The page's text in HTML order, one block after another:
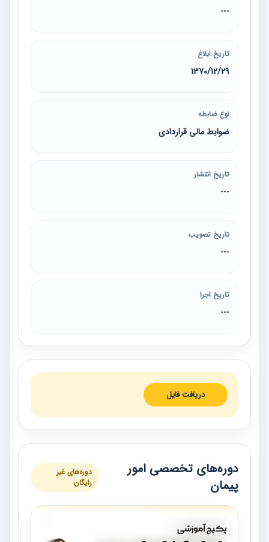
---
تاریخ ابلاغ
1370/12/29
نوع ضابطه
ضوابط مالی قراردادی
تاریخ انتشار
---
تاریخ تصویب
---
تاریخ اجرا
---
دریافت فایل
دوره‌های تخصصی امور
پیمان
دوره‌های غیر
رایگان